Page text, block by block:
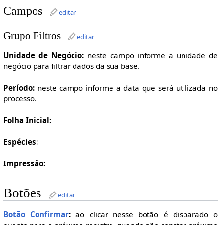
Campos editar
Grupo Filtros editar
Unidade de Negócio: neste campo informe a unidade de
negócio para filtrar dados da sua base.
Período:neste campo informe a data que será utilizada no
processo.
Folha Inicial:
Espécies:
Impressão:
Botões editar
Botão Confirmar: ao clicar nesse botão é disparado o